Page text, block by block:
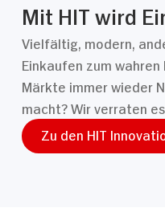
Mit HIT wird
Vielfältig, modern,
Einkaufen zum
Märkte immer wieder
macht? Wir verraten es
Zu den HIT